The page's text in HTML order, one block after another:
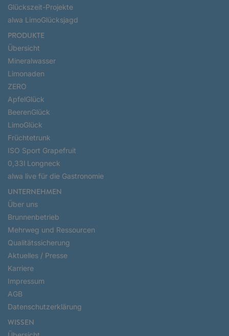
Glückszeit-Projekte
alwa LimoGlücksjagd
PRODUKTE
Übersicht
Mineralwasser
Limonaden
ZERO
ApfelGlück
BeerenGlück
LimoGlück
Früchtetrunk
ISO Sport Grapefruit
0,33l Longneck
alwa live für die Gastronomie
UNTERNEHMEN
Über uns
Brunnenbetrieb
Mehrweg und Ressourcen
Qualitätssicherung
Aktuelles / Presse
Karriere
Impressum
AGB
Datenschutzerklärung
WISSEN